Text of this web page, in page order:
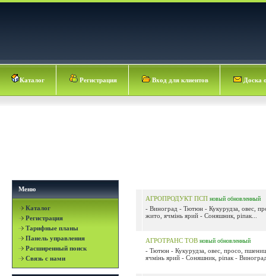
Каталог Регистрация Вход для клиентов Доска
Меню
Каталог
Регистрация
Тарифные планы
Панель управления
Расширенный поиск
Связь с нами
АГРОПРОДУКТ ПСП новый обновленный
- Виноград - Тютюн - Кукурудза, овес,
жито, ячмінь ярий - Соняшник, ріпак...
АГРОТРАНС ТОВ новый обновленный
- Тютюн - Кукурудза, овес, просо,
ячмінь ярий - Соняшник, ріпак -